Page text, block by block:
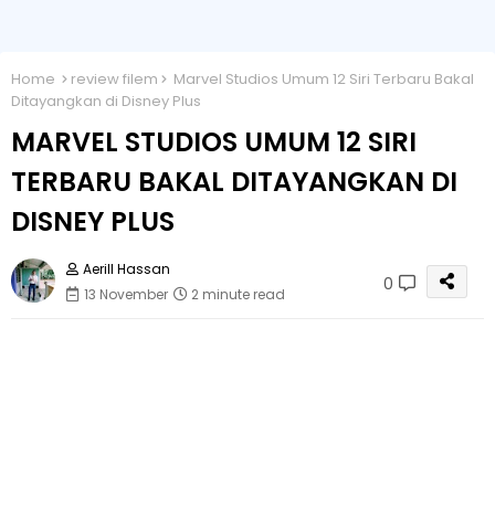
Home review filem
Marvel Studios Umum 12 Siri Terbaru Bakal
Ditayangkan di Disney Plus
MARVEL STUDIOS UMUM 12 SIRI
TERBARU BAKAL DITAYANGKAN DI
DISNEY PLUS
Aerill Hassan
13 November
2 minute read 0